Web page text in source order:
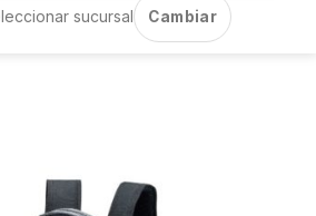
sucursal Cambiar